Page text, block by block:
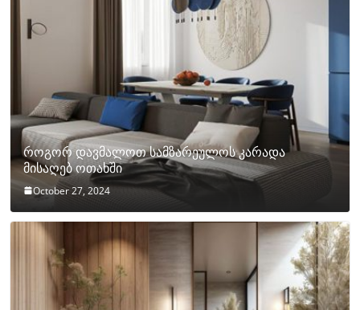
როგორ დავმალოთ სამზარეულოს კარადა
მისაღებ ოთახში
October 27, 2024